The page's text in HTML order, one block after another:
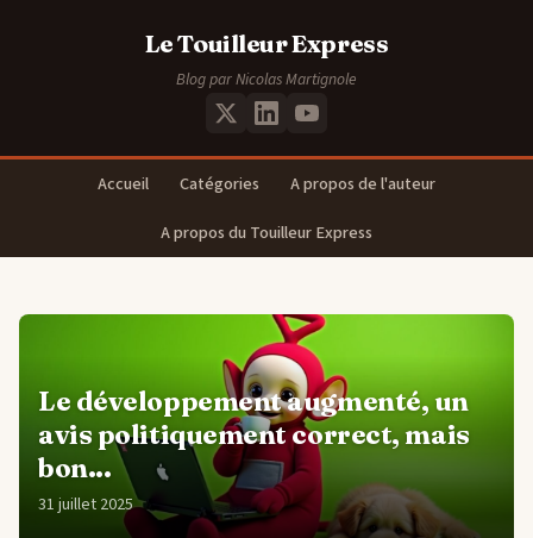
Le Touilleur Express
Blog par Nicolas Martignole
Accueil Catégories
A propos de l'auteur
A propos du Touilleur Express
Le développement augmenté, un
avis politiquement correct, mais
bon...
31 juillet 2025